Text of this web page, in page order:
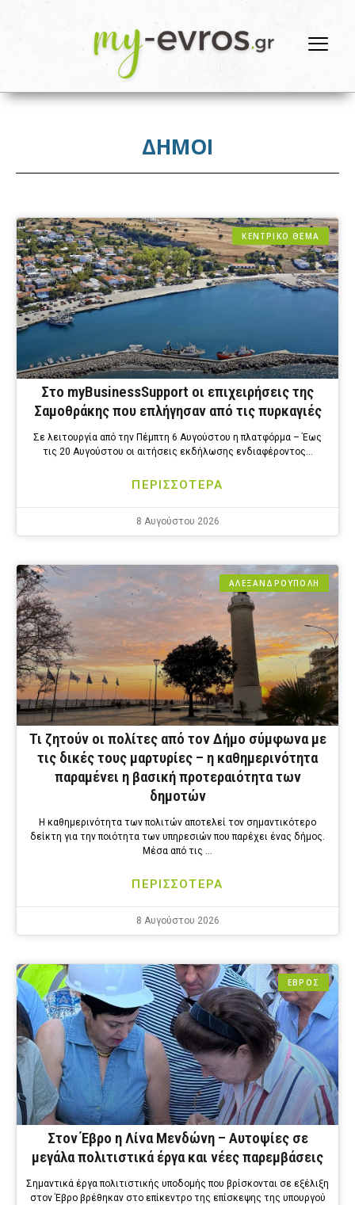
ΔΗΜΟΙ
ΚΕΝΤΡΙΚΟ ΘΕΜΑ
Στο myBusinessSupport οι επιχειρήσεις της
Σαμοθράκης που επλήγησαν από τις πυρκαγιές
Σε λειτουργία από την Πέμπτη 6 Αυγούστου η πλατφόρμα – Έως
τις 20 Αυγούστου οι αιτήσεις εκδήλωσης ενδιαφέροντος…
ΠΕΡΙΣΣΟΤΕΡΑ
8 Αυγούστου 2026
ΑΛΕΞΑΝΔΡΟΎΠΟΛΗ
Τι ζητούν οι πολίτες από τον Δήμο σύμφωνα με
τις δικές τους μαρτυρίες – η καθημερινότητα
παραμένει η βασική προτεραιότητα των
δημοτών
Η καθημερινότητα των πολιτών αποτελεί τον σημαντικότερο
δείκτη για την ποιότητα των υπηρεσιών που παρέχει ένας δήμος.
Μέσα από τις …
ΠΕΡΙΣΣΟΤΕΡΑ
8 Αυγούστου 2026
ΕΒΡΟΣ
Στον Έβρο η Λίνα Μενδώνη – Αυτοψίες σε
μεγάλα πολιτιστικά έργα και νέες παρεμβάσεις
Σημαντικά έργα πολιτιστικής υποδομής που βρίσκονται σε εξέλιξη
στον Έβρο βρέθηκαν στο επίκεντρο της επίσκεψης της υπουργού